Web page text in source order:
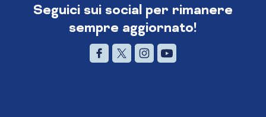
Seguici sui social per rimanere
sempre aggiornato!